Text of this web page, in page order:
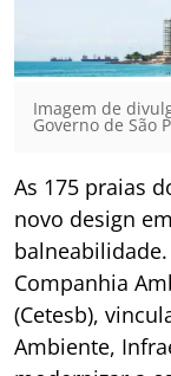
Imagem de
Governo de São
As 175 praias
novo design
Companhia
(Cetesb),
Ambiente,